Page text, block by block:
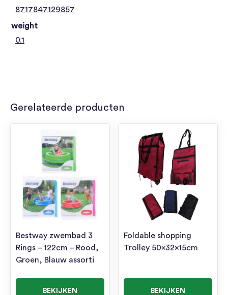
8717847129857
weight
0.1
Gerelateerde producten
Bestway zwembad 3
Rings – 122cm – Rood,
Groen, Blauw assorti
BEKIJKEN
Foldable shopping
Trolley 50x32x15cm
BEKIJKEN